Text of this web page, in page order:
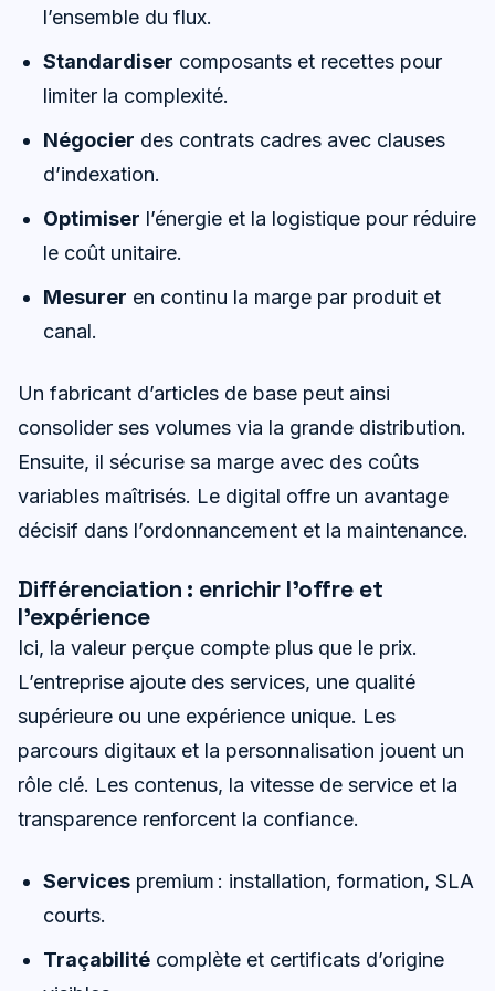
l’ensemble du flux.
Standardiser composants et recettes pour
limiter la complexité.
Négocier des contrats cadres avec clauses
d’indexation.
Optimiser l’énergie et la logistique pour réduire
le coût unitaire.
Mesurer en continu la marge par produit et
canal.
Un fabricant d’articles de base peut ainsi
consolider ses volumes via la grande distribution.
Ensuite, il sécurise sa marge avec des coûts
variables maîtrisés. Le digital offre un avantage
décisif dans l’ordonnancement et la maintenance.
Différenciation : enrichir l’offre et
l’expérience
Ici, la valeur perçue compte plus que le prix.
L’entreprise ajoute des services, une qualité
supérieure ou une expérience unique. Les
parcours digitaux et la personnalisation jouent un
rôle clé. Les contenus, la vitesse de service et la
transparence renforcent la confiance.
Services premium : installation, formation, SLA
courts.
Traçabilité complète et certificats d’origine